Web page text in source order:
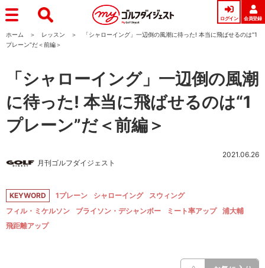
ログイン 会員登録
ホーム レッスン
「シャローイング」一辺倒の風潮に待った! 本当に飛ばせるのは“1
プレーン”だ＜前編＞
「シャローイング」一辺倒の風潮
に待った! 本当に飛ばせるのは“1
プレーン”だ＜前編＞
月刊ゴルフダイジェスト
2021.06.26
KEYWORD 1プレーン シャローイング
スウィング
フィル・ミケルソン
ブライソン・デシャンボー ミート率アップ
浦大輔
飛距離アップ